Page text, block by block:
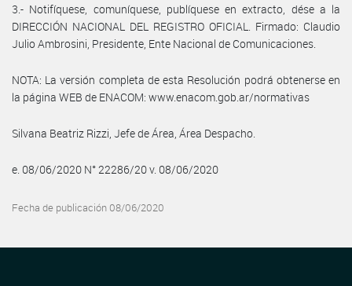
3.- Notifíquese, comuníquese, publíquese en extracto, dése a la
DIRECCIÓN NACIONAL DEL REGISTRO OFICIAL. Firmado: Claudio
Julio Ambrosini, Presidente, Ente Nacional de Comunicaciones.
NOTA: La versión completa de esta Resolución podrá obtenerse en
la página WEB de ENACOM: www.enacom.gob.ar/normativas
Silvana Beatriz Rizzi, Jefe de Área, Área Despacho.
e. 08/06/2020 N° 22286/20 v. 08/06/2020
Fecha de publicación 08/06/2020